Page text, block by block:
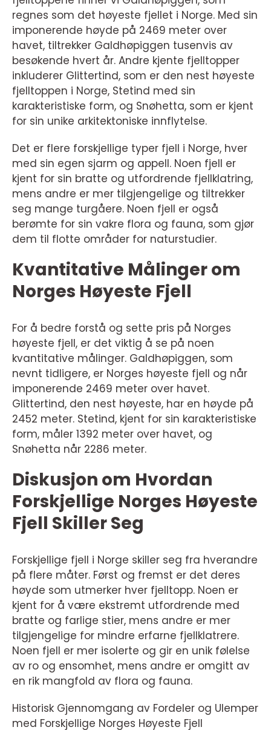
regnes som det høyeste fjellet i Norge. Med sin
imponerende høyde på 2469 meter over
havet, tiltrekker Galdhøpiggen tusenvis av
besøkende hvert år. Andre kjente fjelltopper
inkluderer Glittertind, som er den nest høyeste
fjelltoppen i Norge, Stetind med sin
karakteristiske form, og Snøhetta, som er kjent
for sin unike arkitektoniske innflytelse.
Det er flere forskjellige typer fjell i Norge, hver
med sin egen sjarm og appell. Noen fjell er
kjent for sin bratte og utfordrende fjellklatring,
mens andre er mer tilgjengelige og tiltrekker
seg mange turgåere. Noen fjell er også
berømte for sin vakre flora og fauna, som gjør
dem til flotte områder for naturstudier.
Kvantitative Målinger om
Norges Høyeste Fjell
For å bedre forstå og sette pris på Norges
høyeste fjell, er det viktig å se på noen
kvantitative målinger. Galdhøpiggen, som
nevnt tidligere, er Norges høyeste fjell og når
imponerende 2469 meter over havet.
Glittertind, den nest høyeste, har en høyde på
2452 meter. Stetind, kjent for sin karakteristiske
form, måler 1392 meter over havet, og
Snøhetta når 2286 meter.
Diskusjon om Hvordan
Forskjellige Norges Høyeste
Fjell Skiller Seg
Forskjellige fjell i Norge skiller seg fra hverandre
på flere måter. Først og fremst er det deres
høyde som utmerker hver fjelltopp. Noen er
kjent for å være ekstremt utfordrende med
bratte og farlige stier, mens andre er mer
tilgjengelige for mindre erfarne fjellklatrere.
Noen fjell er mer isolerte og gir en unik følelse
av ro og ensomhet, mens andre er omgitt av
en rik mangfold av flora og fauna.
Historisk Gjennomgang av Fordeler og Ulemper
med Forskjellige Norges Høyeste Fjell